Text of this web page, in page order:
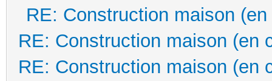
RE: Construction maison
RE: Construction maison (en
RE: Construction maison (en